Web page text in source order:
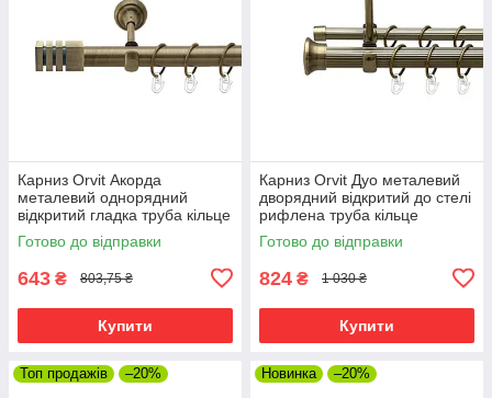
Карниз Orvit Акорда
металевий однорядний
відкритий гладка труба кільце
металеве Антик 25 мм 160
см (00-00025576)
Готово до відправки
643 ₴ 803,75 ₴
Купити
Карниз Orvit Дуо металевий
дворядний відкритий до стелі
рифлена труба кільце
металеве Антик 25\16 мм 160
см (00-00025700)
Готово до відправки
824 ₴ 1 030 ₴
Купити
Топ продажів –20% Новинка –20%